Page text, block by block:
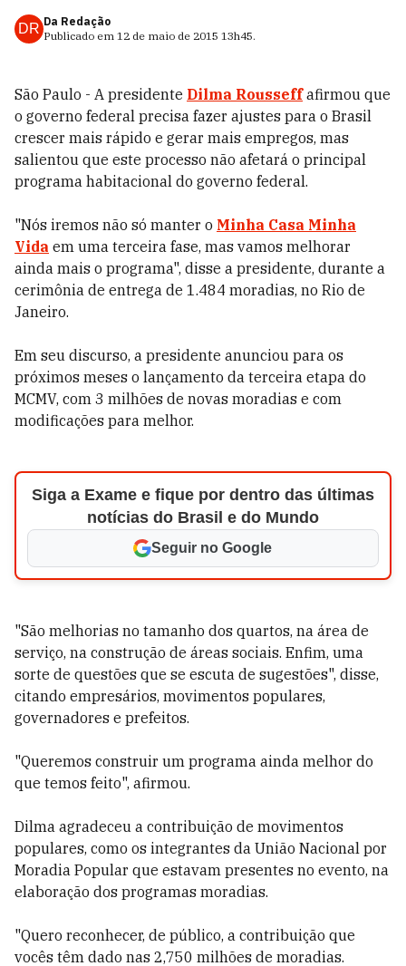
DR Da Redação
Publicado em 12 de maio de 2015 13h45.
São Paulo - A presidente Dilma Rousseffafirmou que
o governo federal precisa fazer ajustes para o Brasil
crescer mais rápido e gerar mais empregos, mas
salientou que este processo não afetará o principal
programa habitacional do governo federal.
"Nós iremos não só manter o Minha Casa Minha
Vida em uma terceira fase, mas vamos melhorar
ainda mais o programa", disse a presidente, durante a
cerimônia de entrega de 1.484 moradias, no Rio de
Janeiro.
Em seu discurso, a presidente anunciou para os
próximos meses o lançamento da terceira etapa do
MCMV, com 3 milhões de novas moradias e com
modificações para melhor.
Siga a Exame e fique por dentro das últimas
notícias do Brasil e do Mundo
Seguir no Google
"São melhorias no tamanho dos quartos, na área de
serviço, na construção de áreas sociais. Enfim, uma
sorte de questões que se escuta de sugestões", disse,
citando empresários, movimentos populares,
governadores e prefeitos.
"Queremos construir um programa ainda melhor do
que temos feito", afirmou.
Dilma agradeceu a contribuição de movimentos
populares, como os integrantes da União Nacional por
Moradia Popular que estavam presentes no evento, na
elaboração dos programas moradias.
"Quero reconhecer, de público, a contribuição que
vocês têm dado nas 2,750 milhões de moradias.